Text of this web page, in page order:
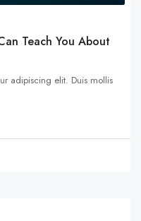
Teach You About
adipiscing elit. Duis mollis